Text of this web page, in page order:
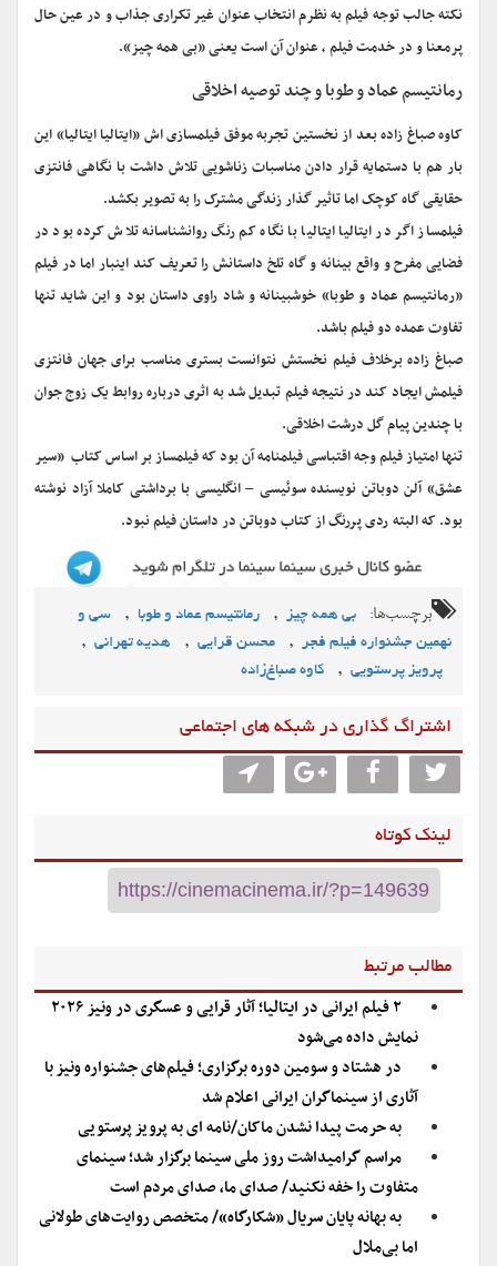
نکته جالب توجه فیلم به نظرم انتخاب عنوان غیر تکراری جذاب و در عین حال
پرمعنا و در خدمت فیلم ، عنوان آن است یعنی «بی همه چیز».
رمانتیسم عماد و طوبا و چند توصیه اخلاقی
کاوه صباغ زاده بعد از نخستین تجربه موفق فیلمسازی اش «ایتالیا ایتالیا» این
بار هم با دستمایه قرار دادن مناسبات زناشویی تلاش داشت با نگاهی فانتزی
حقایقی گاه کوچک اما تاثیر گذار زندگی مشترک را به تصویر بکشد.
فیلمساز اگر در ایتالیا ایتالیا با نگاه کم رنگ روانشناسانه تلاش کرده بود در
فضایی مفرح و واقع بینانه و گاه تلخ داستانش را تعریف کند اینبار اما در فیلم
«رمانتیسم عماد و طوبا» خوشبینانه و شاد راوی داستان بود و این شاید تنها
تفاوت عمده دو فیلم باشد.
صباغ زاده برخلاف فیلم نخستش نتوانست بستری مناسب برای جهان فانتزی
فیلمش ایجاد کند در نتیجه فیلم تبدیل شد به اثری درباره روابط یک زوج جوان
با چندین پیام گل درشت اخلاقی.
تنها امتیاز فیلم وجه اقتباسی فیلمنامه آن بود که فیلمساز بر اساس کتاب «سیر
عشق» آلن دوباتن نویسنده سوئیسی – انگلیسی با برداشتی کاملا آزاد نوشته
بود. که البته ردی پررنگ از کتاب دوباتن در داستان فیلم نبود.
برچسب‌ها: بی همه چیز , رمانتیسم عماد و طوبا ,
سی و
نهمین جشنواره فیلم فجر , محسن قرایی , هدیه تهرانی ,
پرویز پرستویی , کاوه صباغ‌زاده
اشتراگ گذاری در شبکه های اجتماعی
لینک کوتاه
مطالب مرتبط
۲ فیلم ایرانی در ایتالیا؛ آثار قرایی و عسگری در ونیز ۲۰۲۶
نمایش داده می‌شود
در هشتاد و سومین دوره برگزاری؛ فیلم‌های جشنواره ونیز با
آثاری از سینماگران ایرانی اعلام شد
به حرمت پیدا نشدن ماکان/نامه ای به پرویز پرستویی
مراسم گرامیداشت روز ملی سینما برگزار شد؛ سینمای
متفاوت را خفه نکنید/ صدای ما، صدای مردم است
به بهانه پایان سریال «شکارگاه»/ متخصص روایت‌های طولانی
اما بی‌ملال